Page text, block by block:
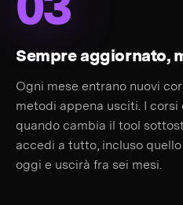
Sempre aggiornato,
Ogni mese entrano nuovi
metodi appena usciti. I
quando cambia il tool
accedi a tutto, incluso
oggi e uscirà fra sei mesi.